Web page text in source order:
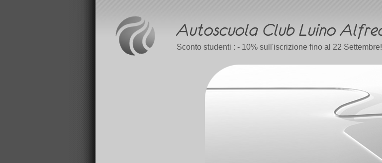
Sconto studenti : - 10% sull'iscrizione fino al 22 Settembre!